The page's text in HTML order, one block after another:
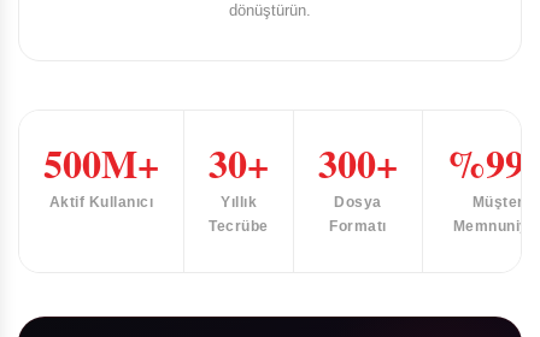
dönüştürün.
500M+
Aktif Kullanıcı
30+
Yıllık
Tecrübe
300+
Dosya
Formatı
Müşteri